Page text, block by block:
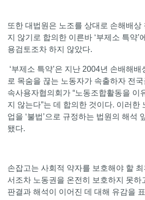
또한 대법원은 노조를 상대로 손해배상
지 않기로 합의한 이른바 ‘부제소 특약’
용검토조차 하지 않았다.
‘부제소 특약’은 지난 2004년 손배해
로 목숨을 끊는 노동자가 속출하자 전
속사용자협의회가 “노동조합활동을 이
지 않는다”는 데 합의한 것이다. 이러한
업을 ‘불법’으로 규정하는 법원의 해석
됐다.
손잡고는 사회적 약자를 보호해야 할 최
서조차 노동권을 온전히 보호하지 못하
판결과 해석이 이어진 데 대해 유감을